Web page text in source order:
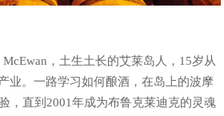
，土生土长的艾莱岛人，15岁从
业。一路学习如何酿酒，在岛上的波摩
，直到2001年成为布鲁克莱迪克的灵魂